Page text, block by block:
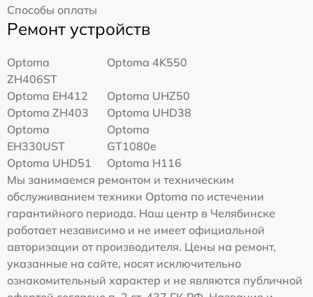
Способы оплаты
Ремонт устройств
Optoma
ZH406ST
Optoma 4K550
Optoma EH412
Optoma UHZ50
Optoma ZH403
Optoma UHD38
Optoma
EH330UST
Optoma
GT1080e
Optoma UHD51
Optoma H116
Мы занимаемся ремонтом и техническим
обслуживанием техники Optoma по истечении
гарантийного периода. Наш центр в Челябинске
работает независимо и не имеет официальной
авторизации от производителя. Цены на ремонт,
указанные на сайте, носят исключительно
ознакомительный характер и не являются публичной